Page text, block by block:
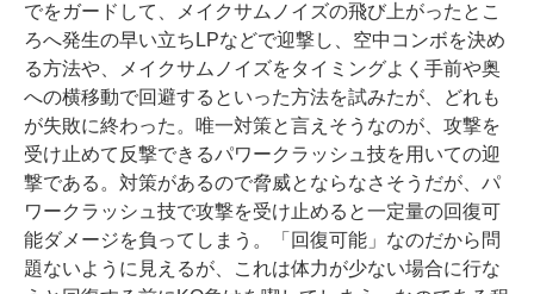
でをガードして、メイクサムノイズの飛び上がったとこ
ろへ発生の早い立ちLPなどで迎撃し、空中コンボを決め
る方法や、メイクサムノイズをタイミングよく手前や奥
への横移動で回避するといった方法を試みたが、どれも
が失敗に終わった。唯一対策と言えそうなのが、攻撃を
受け止めて反撃できるパワークラッシュ技を用いての迎
撃である。対策があるので脅威とならなさそうだが、パ
ワークラッシュ技で攻撃を受け止めると一定量の回復可
能ダメージを負ってしまう。「回復可能」なのだから問
題ないように見えるが、これは体力が少ない場合に行な